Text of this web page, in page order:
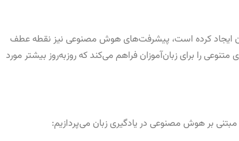
زبان ایجاد کرده است، پیشرفت‌های هوش مصنوعی نیز نقطه عطف
را برای زبان‌آموزان فراهم می‌کند که روزبه‌روز بیشتر مورد
بر هوش مصنوعی در یادگیری زبان می‌پردازیم: